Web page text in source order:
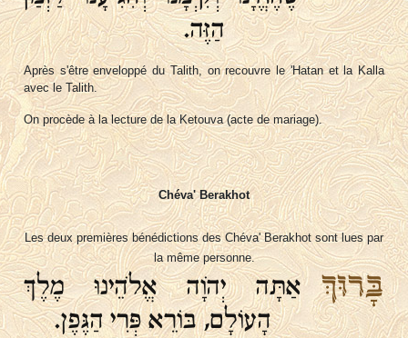
הַזֶּה.
Après s'être enveloppé du Talith, on recouvre le 'Hatan et la Kalla
avec le Talith.
On procède à la lecture de la Ketouva (acte de mariage).
Chéva' Berakhot
Les deux premières bénédictions des Chéva' Berakhot sont lues par
la même personne.
בָּרוּךְאַתָּה יְהֹוָה אֱלֹהֵינוּ מֶלֶךְ
הָעוֹלָם, בּוֹרֵא פְּרִי הַגֶּפֶן.